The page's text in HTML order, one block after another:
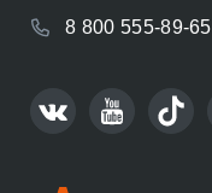
8 800 555-89-65